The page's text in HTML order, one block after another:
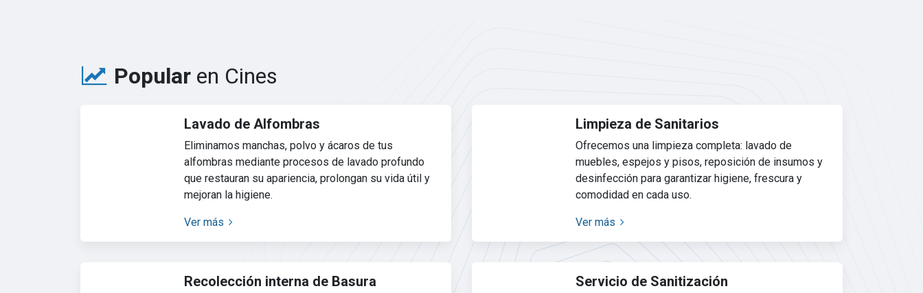
Popular en Cines
Lavado de Alfombras
Eliminamos manchas, polvo y ácaros de tus
alfombras mediante procesos de lavado profundo
que restauran su apariencia, prolongan su vida útil y
mejoran la higiene.
Ver más
Limpieza de Sanitarios
Ofrecemos una limpieza completa: lavado de
muebles, espejos y pisos, reposición de insumos y
desinfección para garantizar higiene, frescura y
comodidad en cada uso.
Ver más
Recolección interna de Basura Servicio de Sanitización